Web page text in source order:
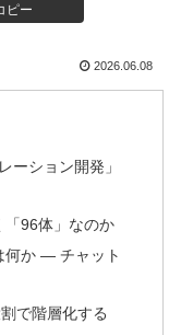
ピー
2026.06.08
ーション開発」
96体」なのか
何か ― チャット
で階層化する